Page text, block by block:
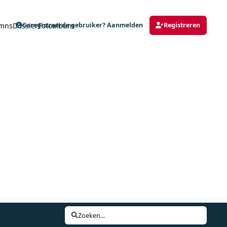
DossierFotoalbum
Geregistreerde gebruiker? Aanmelden Registreren
Zoeken...